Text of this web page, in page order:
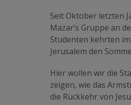
Seit Oktober letzten
Mazar’s Gruppe an
Studenten kehrten
Jerusalem den
Hier wollen wir die
zeigen, wie das
die Rückkehr von